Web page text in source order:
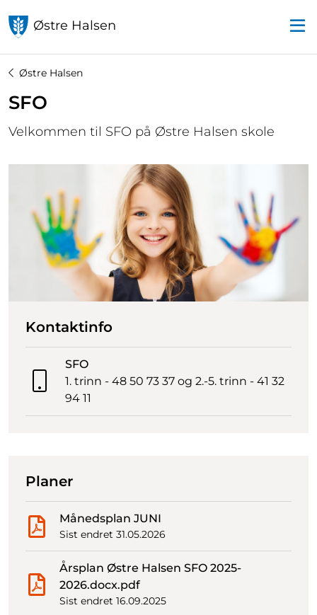
Østre Halsen
Østre Halsen
SFO
Velkommen til SFO på Østre Halsen skole
Kontaktinfo
SFO
1. trinn - 48 50 73 37 og 2.-5. trinn - 41 32
94 11
Planer
Månedsplan JUNI
Sist endret 31.05.2026
Årsplan Østre Halsen SFO 2025-
2026.docx.pdf
Sist endret 16.09.2025